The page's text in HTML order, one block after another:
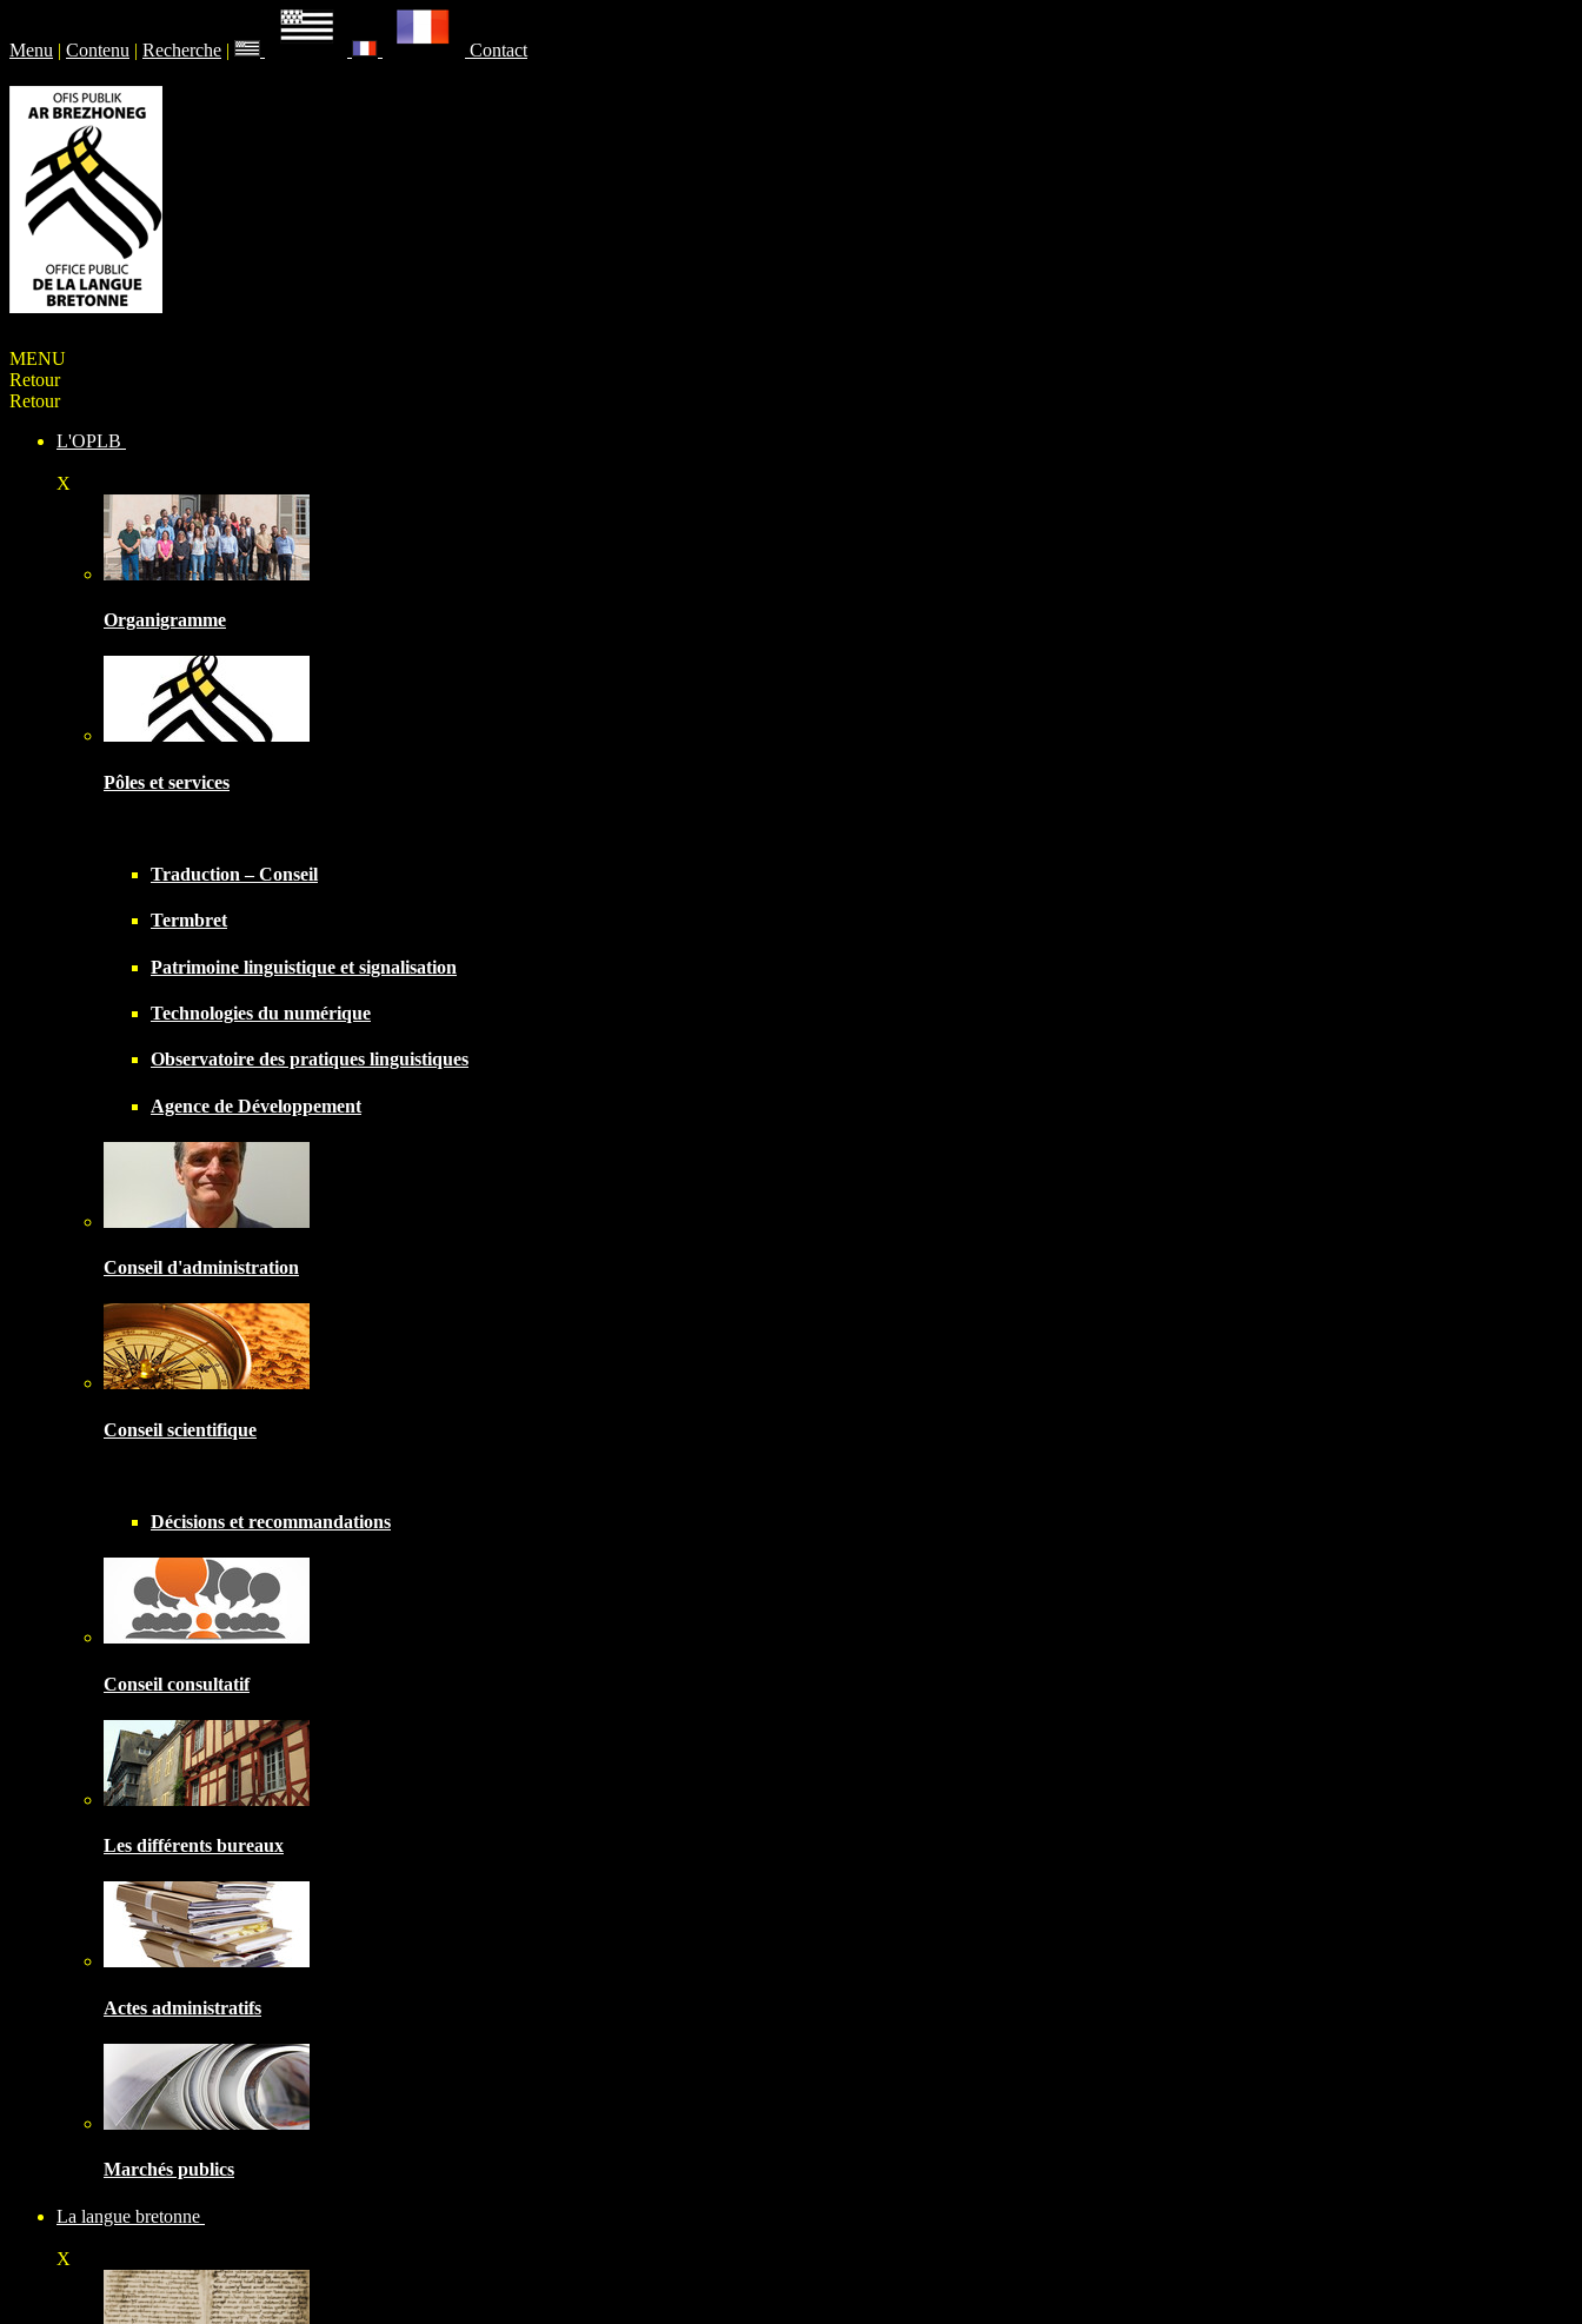
Menu | Contenu | Recherche | Contact
MENU
Retour
Retour
L'OPLB
X
Organigramme
Pôles et services
Traduction – Conseil
Termbret
Patrimoine linguistique et signalisation
Technologies du numérique
Observatoire des pratiques linguistiques
Agence de Développement
Conseil d'administration
Conseil scientifique
Décisions et recommandations
Conseil consultatif
Les différents bureaux
Actes administratifs
Marchés publics
La langue bretonne
X